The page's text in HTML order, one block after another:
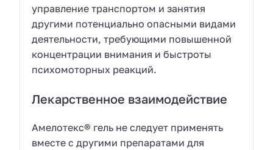
управление транспортом и занятия
другими потенциально опасными видами
деятельности, требующими повышенной
концентрации внимания и быстроты
психомоторных реакций.
Лекарственное взаимодействие
Амелотекс® гель не следует применять
вместе с другими препаратами для